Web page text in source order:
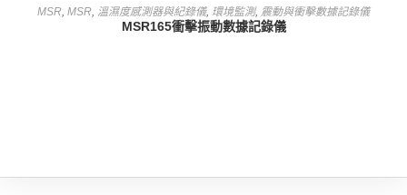
查看內容
MSR, MSR, 溫濕度感測器與紀錄儀, 環境監測, 震動與衝擊數據記錄儀
MSR165衝擊振動數據記錄儀